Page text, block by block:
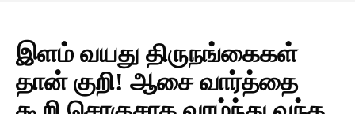
இளம் வயது திருநங்கைகள்
தான் குறி! ஆசை வார்த்தை